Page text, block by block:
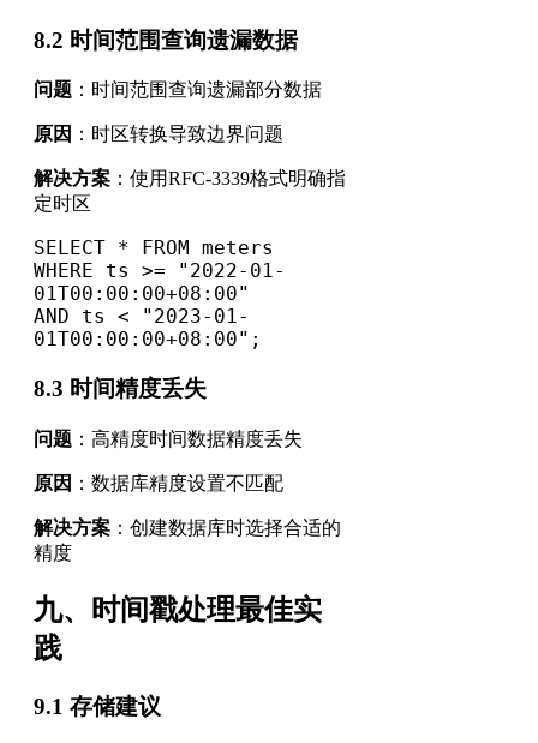
8.2 时间范围查询遗漏数据
问题 ：时间范围查询遗漏部分数据
原因 ：时区转换导致边界问题
解决方案 ：使用RFC-3339格式明确指
定时区
SELECT * FROM meters
WHERE ts >= "2022-01-
01T00:00:00+08:00"
AND ts < "2023-01-
01T00:00:00+08:00";
8.3 时间精度丢失
问题 ：高精度时间数据精度丢失
原因 ：数据库精度设置不匹配
解决方案 ：创建数据库时选择合适的
精度
九、时间戳处理最佳实
践
9.1 存储建议